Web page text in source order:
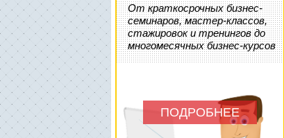
От краткосрочных бизнес-
семинаров, мастер-классов,
стажировок и тренингов до
многомесячных бизнес-курсов
ПОДРОБНЕЕ